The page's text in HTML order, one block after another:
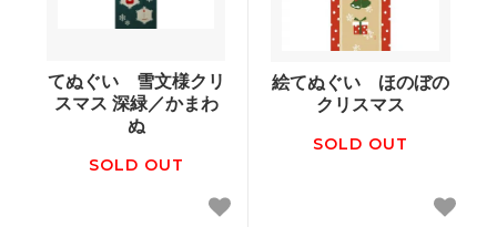
てぬぐい 雪文様クリ
スマス 深緑／かまわ
ぬ
SOLD OUT
絵てぬぐい ほのぼの
クリスマス
SOLD OUT